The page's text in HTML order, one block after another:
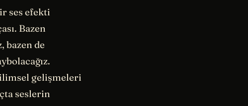
ses efekti
Bazen
bazen de
gelişmeleri
seslerin